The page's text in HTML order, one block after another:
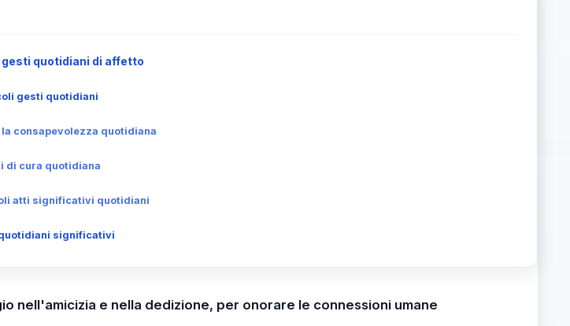
quotidiani di affetto
gesti quotidiani
consapevolezza quotidiana
di cura quotidiana
atti significativi quotidiani
significativi
nell'amicizia e nella dedizione, per onorare le connessioni umane